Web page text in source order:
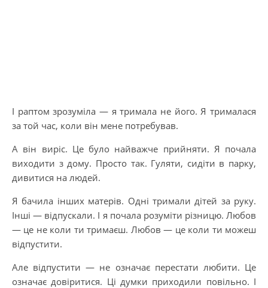
І раптом зрозуміла — я тримала не його. Я трималася
за той час, коли він мене потребував.
А він виріс. Це було найважче прийняти. Я почала
виходити з дому. Просто так. Гуляти, сидіти в парку,
дивитися на людей.
Я бачила інших матерів. Одні тримали дітей за руку.
Інші — відпускали. І я почала розуміти різницю. Любов
— це не коли ти тримаєш. Любов — це коли ти можеш
відпустити.
Але відпустити — не означає перестати любити. Це
означає довіритися. Ці думки приходили повільно. І